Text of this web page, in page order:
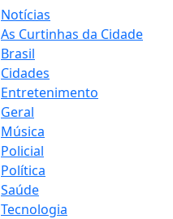
Notícias
As Curtinhas da Cidade
Brasil
Cidades
Entretenimento
Geral
Música
Policial
Política
Saúde
Tecnologia